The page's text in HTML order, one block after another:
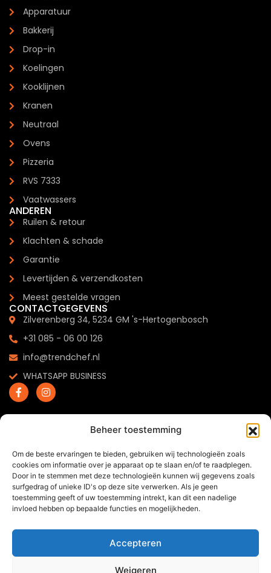
Beheer toestemming
Om de beste ervaringen te bieden, gebruiken wij technologieën zoals
cookies om informatie over je apparaat op te slaan en/of te raadplegen.
Door in te stemmen met deze technologieën kunnen wij gegevens zoals
surfgedrag of unieke ID's op deze site verwerken. Als je geen
toestemming geeft of uw toestemming intrekt, kan dit een nadelige
invloed hebben op bepaalde functies en mogelijkheden.
Accepteren
Weigeren
Apparatuur
Bakkerij
Drop-in
Koelingen
Kooklijnen
Kranen
Neutraal
Ovens
Pizzeria
RVS 7333
Vaatwassers
ANDEREN
Ruilen & retour
Klachten & schade
Garantie
Levertijden & verzendkosten
Meest gestelde vragen
CONTACTGEGEVENS
Zilverenberg 34, 5234 GM 's-Hertogenbosch
+31 085 - 06 00 126
info@trendchef.nl
WHATSAPP BUSINESS
Website gemaakt doorArkdesign.nl